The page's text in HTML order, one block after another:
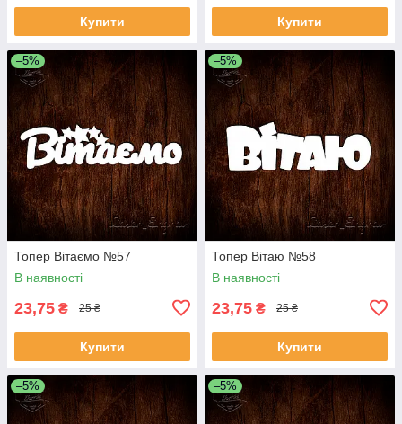
Купити Купити
–5%
Топер Вітаємо №57
В наявності
23,75 ₴ 25 ₴
Купити
–5%
Топер Вітаю №58
В наявності
23,75 ₴ 25 ₴
Купити
–5% –5%